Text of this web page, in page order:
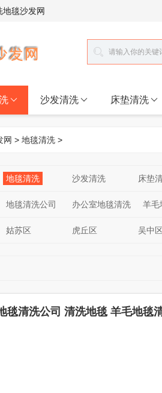
毯沙发网
沙发清洗 床垫清洗
网 > 地毯清洗 >
地毯清洗 沙发清洗 床垫
地毯清洗公司 办公室地毯清洗 羊毛
姑苏区 虎丘区 吴中区
毯清洗公司 清洗地毯 羊毛地毯